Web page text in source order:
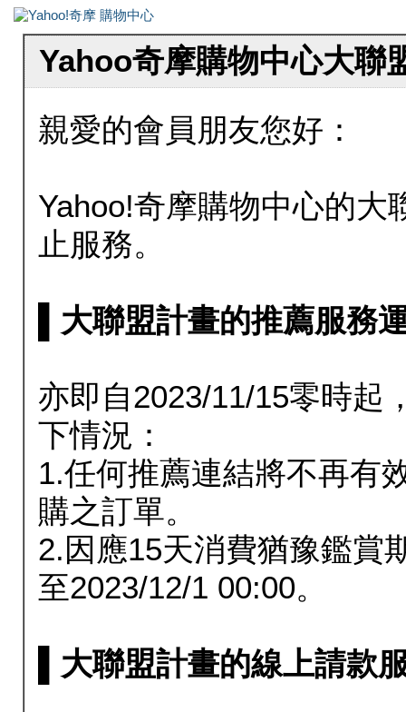
Yahoo奇摩購物中心大聯
親愛的會員朋友您好：
Yahoo!奇摩購物中心的大
止服務。
▌大聯盟計畫的推薦服務
亦即自2023/11/15零時起
下情況：
1.任何推薦連結將不再有
購之訂單。
2.因應15天消費猶豫鑑賞
至2023/12/1 00:00。
▌大聯盟計畫的線上請款